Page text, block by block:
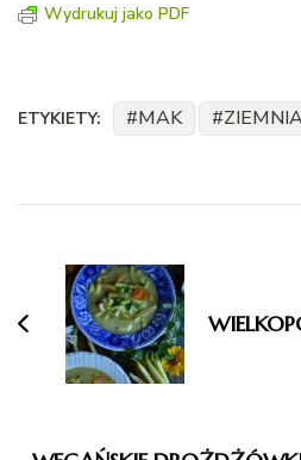
Wydrukuj jako PDF
ETYKIETY: MAK
wpisu